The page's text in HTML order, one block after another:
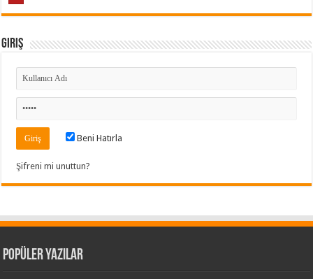
Giriş
Beni Hatırla
Şifreni mi unuttun?
Popüler Yazılar